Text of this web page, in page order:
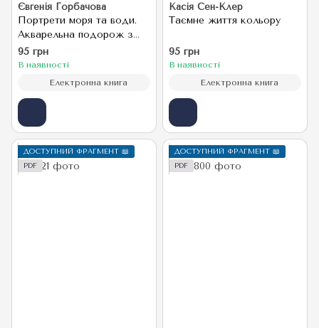
Євгенія Горбачова
Портрети моря та води.
Акварельна подорож з
Євгенією Горбачовою
95 грн
В наявності
Електронна книга
Касія Сен-Клер
Таємне життя кольору
95 грн
В наявності
Електронна книга
ДОСТУПНИЙ ФРАГМЕНТ 📖
PDF
ДОСТУПНИЙ ФРАГМЕНТ 📖
PDF